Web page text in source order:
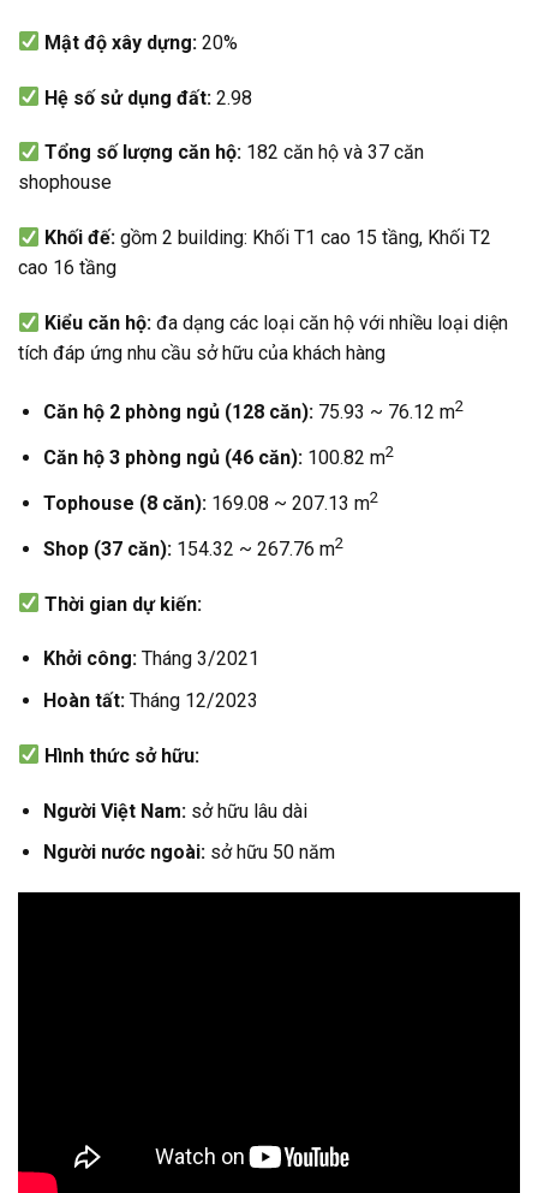
Mật độ xây dựng: 20%
Hệ số sử dụng đất:2.98
Tổng số lượng căn hộ: 182 căn hộ và 37 căn
shophouse
Khối đế:gồm 2 building: Khối T1 cao 15 tầng, Khối T2
cao 16 tầng
Kiểu căn hộ:đa dạng các loại căn hộ với nhiều loại diện
tích đáp ứng nhu cầu sở hữu của khách hàng
Cănhộ 2 phòng ngủ (128 căn): 75.93 ~ 76.12 m2
Cănhộ 3 phòng ngủ (46 căn): 100.82 m2
Tophouse (8 căn): 169.08 ~ 207.13 m2
Shop(37 căn): 154.32 ~ 267.76 m2
Thời gian dự kiến:
Khởi công:Tháng 3/2021
Hoàn tất:Tháng 12/2023
Hình thức sở hữu:
Người Việt Nam: sở hữu lâu dài
Người nước ngoài:sở hữu 50 năm